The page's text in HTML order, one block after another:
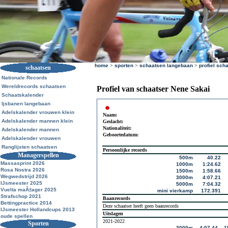
schaatsen
Nationale Records
Wereldrecords schaatsen
Schaatskalender
Ijsbanen langebaan
Adelskalender vrouwen klein
Adelskalender mannen klein
Adelskalender mannen
Adelskalender vrouwen
Ranglijsten schaatsen
Managerspellen
Massasprint 2026
Rosa Nostra 2026
Wegwedstrijd 2026
IJsmeester 2025
Vuelta maÃ±ager 2025
Strafschop 2021
Bettingpractice 2014
IJsmeester Hollandcups 2013
oude spellen
Sporten
home > sporten > schaatsen langebaan > profiel
Profiel van schaatser Nene Sakai
Naam:
Geslacht:
Nationaliteit:
Geboortedatum:
Persoonlijke records
500m
40.22
1000m
1:24.62
1500m
1:58.66
3000m
4:07.21
5000m
7:04.32
mini vierkamp
172.391
Baanrecords
Deze schaatser heeft geen baanrecords
Uitslagen
2021-2022